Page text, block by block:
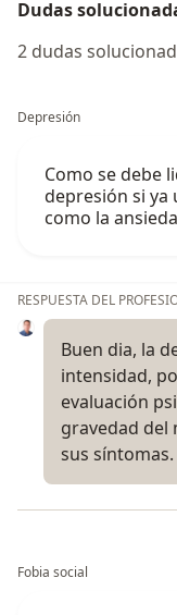
Dudas
2 dudas
Depresión
Como se debe
depresión si
como la
RESPUESTA DEL
Buen dia, la
intensidad,
evaluación
gravedad del
sus
Fobia social